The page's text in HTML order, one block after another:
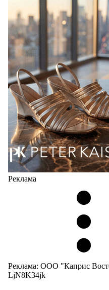
Реклама
Реклама: ООО "Каприс
LjN8K34jk